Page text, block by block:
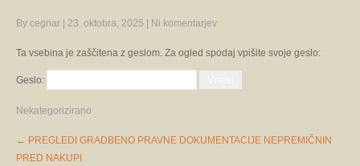
By cegnar 23. oktobra, 2025 Ni komentarjev
Ta vsebina je zaščitena z geslom. Za ogled spodaj vpišite svoje geslo:
Geslo:
Nekategorizirano
Post
navigation
← PREGLEDI GRADBENO PRAVNE DOKUMENTACIJE NEPREMIČNIN
PRED NAKUPI